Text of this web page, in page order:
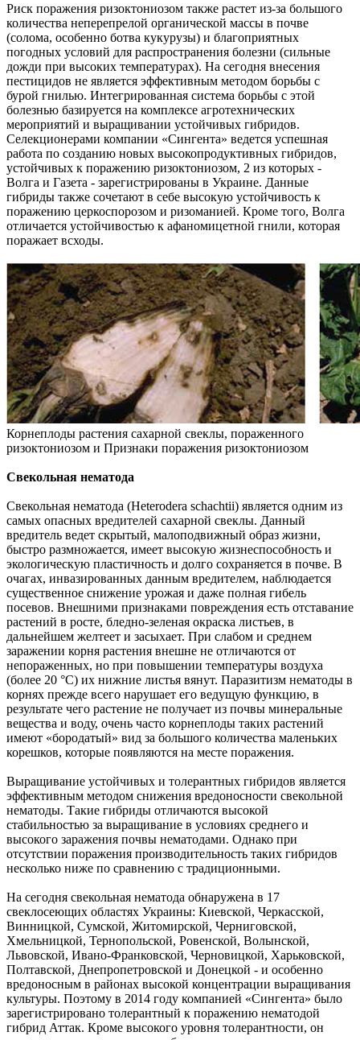
Риск поражения ризоктониозом также растет из-за большого
количества неперепрелой органической массы в почве
(солома, особенно ботва кукурузы) и благоприятных
погодных условий для распространения болезни (сильные
дожди при высоких температурах). На сегодня внесения
пестицидов не является эффективным методом борьбы с
бурой гнилью. Интегрированная система борьбы с этой
болезнью базируется на комплексе агротехнических
мероприятий и выращивании устойчивых гибридов.
Селекционерами компании «Сингента» ведется успешная
работа по созданию новых высокопродуктивных гибридов,
устойчивых к поражению ризоктониозом, 2 из которых -
Волга и Газета - зарегистрированы в Украине. Данные
гибриды также сочетают в себе высокую устойчивость к
поражению церкоспорозом и ризоманией. Кроме того, Волга
отличается устойчивостью к афаномицетной гнили, которая
поражает всходы.
Корнеплоды растения сахарной свеклы, пораженного
ризоктониозом и Признаки поражения ризоктониозом
Свекольная нематода
Свекольная нематода (Heteroderа schachtii) является одним из
самых опасных вредителей сахарной свеклы. Данный
вредитель ведет скрытый, малоподвижный образ жизни,
быстро размножается, имеет высокую жизнеспособность и
экологическую пластичность и долго сохраняется в почве. В
очагах, инвазированных данным вредителем, наблюдается
существенное снижение урожая и даже полная гибель
посевов. Внешними признаками повреждения есть отставание
растений в росте, бледно-зеленая окраска листьев, в
дальнейшем желтеет и засыхает. При слабом и среднем
заражении корня растения внешне не отличаются от
непораженных, но при повышении температуры воздуха
(более 20 °С) их нижние листья вянут. Паразитизм нематоды в
корнях прежде всего нарушает его ведущую функцию, в
результате чего растение не получает из почвы минеральные
вещества и воду, очень часто корнеплоды таких растений
имеют «бородатый» вид за большого количества маленьких
корешков, которые появляются на месте поражения.
Выращивание устойчивых и толерантных гибридов является
эффективным методом снижения вредоносности свекольной
нематоды. Такие гибриды отличаются высокой
стабильностью за выращивание в условиях среднего и
высокого заражения почвы нематодами. Однако при
отсутствии поражения производительность таких гибридов
несколько ниже по сравнению с традиционными.
На сегодня свекольная нематода обнаружена в 17
свеклосеющих областях Украины: Киевской, Черкасской,
Винницкой, Сумской, Житомирской, Черниговской,
Хмельницкой, Тернопольской, Ровенской, Волынской,
Львовской, Ивано-Франковской, Черновицкой, Харьковской,
Полтавской, Днепропетровской и Донецкой - и особенно
вредоносным в районах высокой концентрации выращивания
культуры. Поэтому в 2014 году компанией «Сингента» было
зарегистрировано толерантный к поражению нематодой
гибрид Аттак. Кроме высокого уровня толерантности, он